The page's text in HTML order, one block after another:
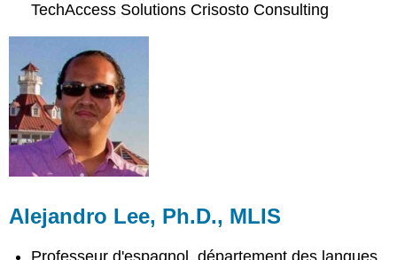
TechAccess Solutions Crisosto Consulting
Alejandro Lee, Ph.D., MLIS
Professeur d'espagnol, département des langues